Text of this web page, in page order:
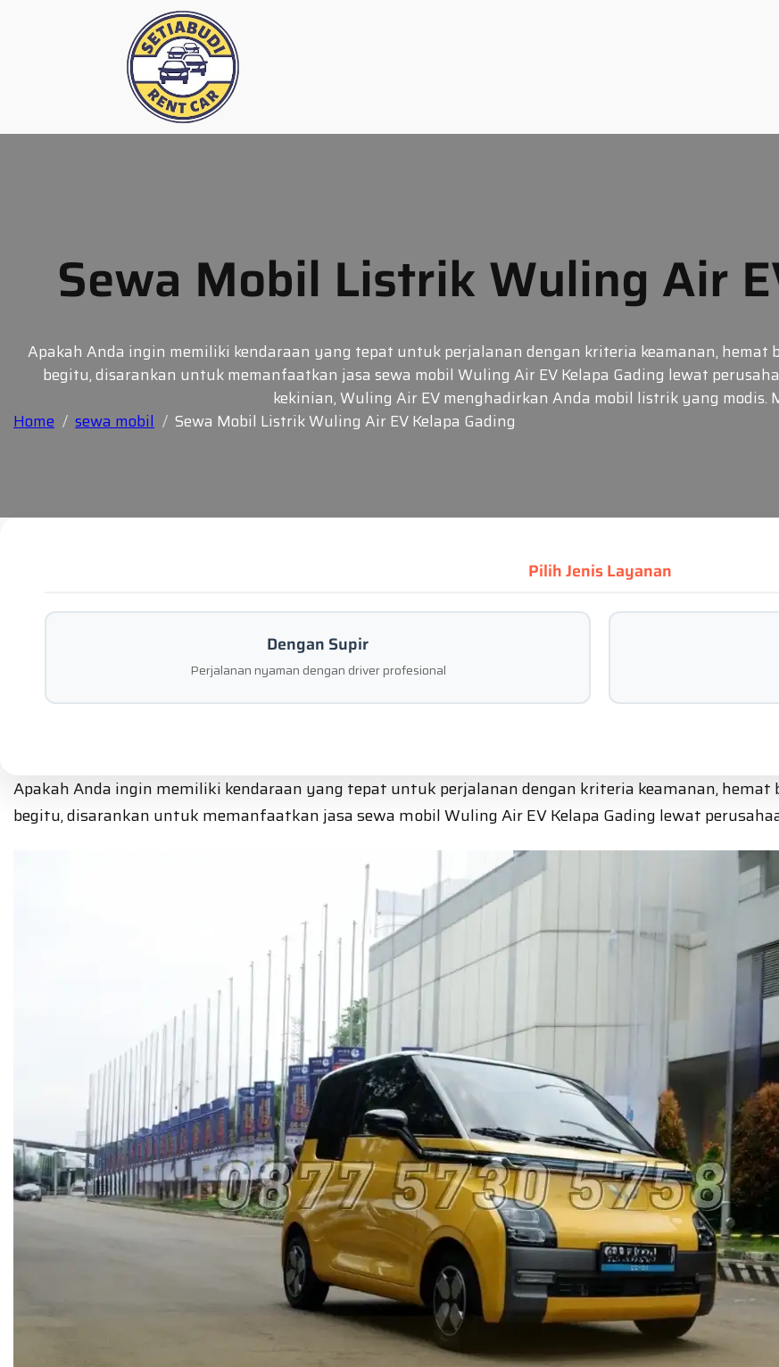
Sewa Mobil Listrik Wuling Air
Apakah Anda ingin memiliki kendaraan yang tepat untuk perjalanan dengan kriteria keamanan, hemat
begitu, disarankan untuk memanfaatkan jasa sewa mobil Wuling Air EV Kelapa Gading lewat
kekinian, Wuling Air EV menghadirkan Anda mobil listrik yang modis.
Home
sewa mobil Sewa Mobil Listrik Wuling Air EV Kelapa Gading
Pilih Jenis Layanan
Dengan Supir
Perjalanan nyaman dengan driver profesional
Apakah Anda ingin memiliki kendaraan yang tepat untuk perjalanan dengan kriteria keamanan, hemat
begitu, disarankan untuk memanfaatkan jasa sewa mobil Wuling Air EV Kelapa Gading lewat